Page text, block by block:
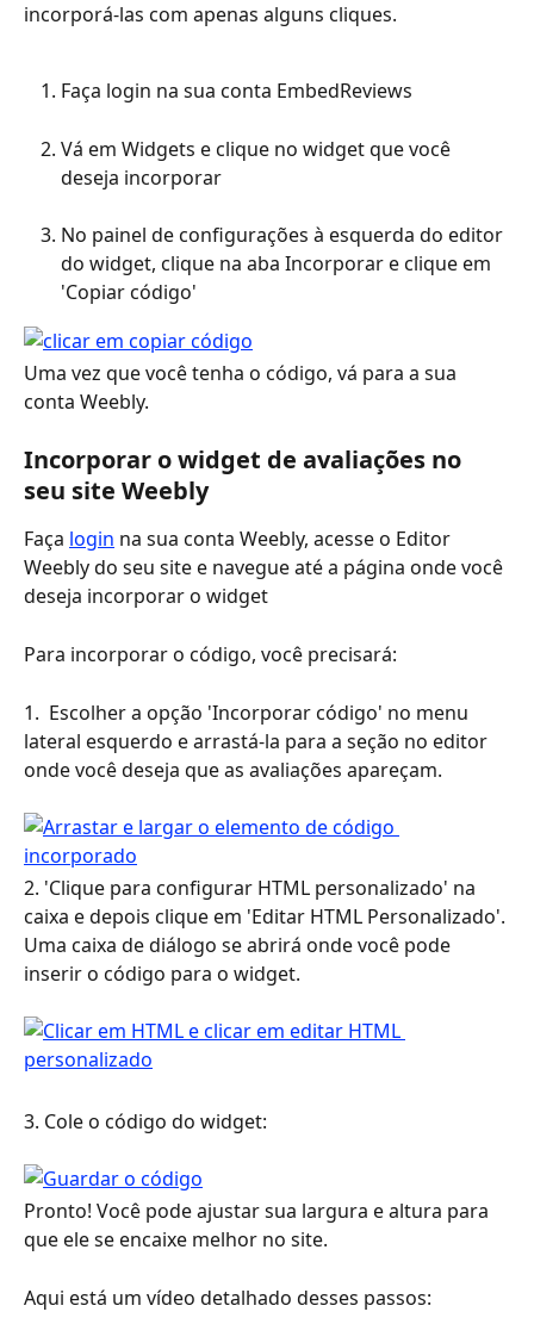
incorporá-las com apenas alguns cliques.
Faça login na sua conta EmbedReviews
Vá em Widgets e clique no widget que você
deseja incorporar
No painel de configurações à esquerda do editor
do widget, clique na aba Incorporar e clique em
'Copiar código'
Uma vez que você tenha o código, vá para a sua
conta Weebly.
Incorporar o widget de avaliações no
seu site Weebly
Faça login na sua conta Weebly, acesse o Editor
Weebly do seu site e navegue até a página onde você
deseja incorporar o widget
Para incorporar o código, você precisará:
1.  Escolher a opção 'Incorporar código' no menu
lateral esquerdo e arrastá-la para a seção no editor
onde você deseja que as avaliações apareçam.
2. 'Clique para configurar HTML personalizado' na
caixa e depois clique em 'Editar HTML Personalizado'.
Uma caixa de diálogo se abrirá onde você pode
inserir o código para o widget.
3. Cole o código do widget:
Pronto! Você pode ajustar sua largura e altura para
que ele se encaixe melhor no site.
Aqui está um vídeo detalhado desses passos: